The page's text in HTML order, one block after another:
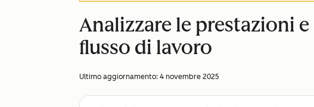
Analizzare le prestazioni
flusso di lavoro
Ultimo aggiornamento: 4 novembre 2025